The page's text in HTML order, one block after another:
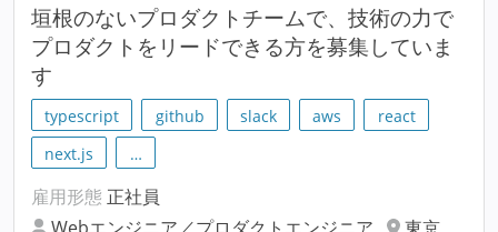
垣根のないプロダクトチームで、技術の力で
プロダクトをリードできる方を募集していま
す
typescript github slack aws
react
next.js
…
雇用形態 正社員
Webエンジニア／プロダクトエンジニア
東京